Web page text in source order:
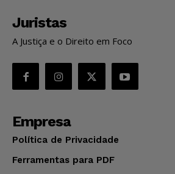
Juristas
A Justiça e o Direito em Foco
Empresa
Política de Privacidade
Ferramentas para PDF